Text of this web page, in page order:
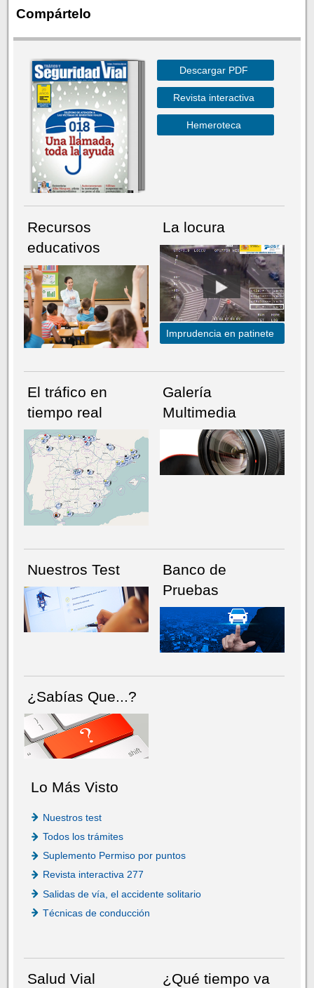
Compártelo
NÚMERO ACTUALHEMEROTECA
Descargar PDF
Revista interactiva
Hemeroteca
Recursos
educativos
La locura
Imprudencia en patinete
El tráfico en
tiempo real
Galería
Multimedia
Nuestros Test
Banco de
Pruebas
¿Sabías Que...?
Lo Más Visto
Nuestros test
Todos los trámites
Suplemento Permiso por puntos
Revista interactiva 277
Salidas de vía, el accidente solitario
Técnicas de conducción
Salud Vial
¿Qué tiempo va